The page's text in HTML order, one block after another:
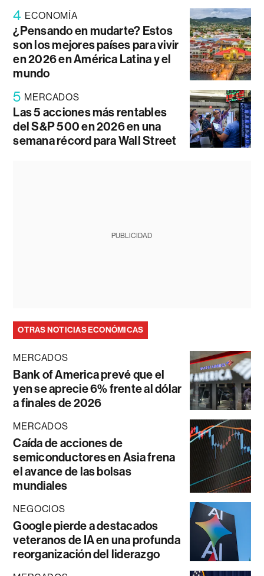
4 ECONOMÍA
¿Pensando en mudarte? Estos
son los mejores países para vivir
en 2026 en América Latina y el
mundo
5 MERCADOS
Las 5 acciones más rentables
del S&P 500 en 2026 en una
semana récord para Wall Street
PUBLICIDAD
OTRAS NOTICIAS ECONÓMICAS
MERCADOS
Bank of America prevé que el
yen se aprecie 6% frente al dólar
a finales de 2026
MERCADOS
Caída de acciones de
semiconductores en Asia frena
el avance de las bolsas
mundiales
NEGOCIOS
Google pierde a destacados
veteranos de IA en una profunda
reorganización del liderazgo